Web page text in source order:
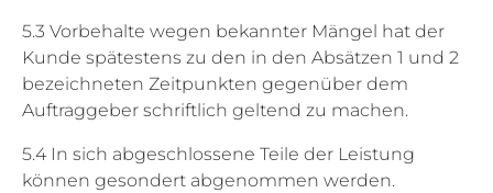
5.3 Vorbehalte wegen bekannter Mängel hat der
Kunde spätestens zu den in den Absätzen 1 und 2
bezeichneten Zeitpunkten gegenüber dem
Auftraggeber schriftlich geltend zu machen.
5.4 In sich abgeschlossene Teile der Leistung
können gesondert abgenommen werden.